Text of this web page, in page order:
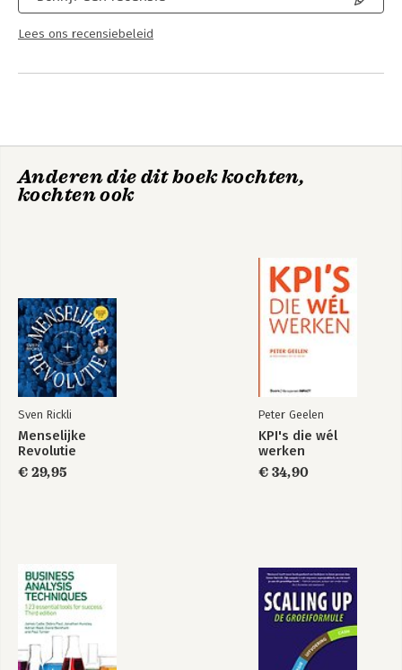
Lees ons recensiebeleid
Anderen die dit boek kochten,
kochten ook
Sven Rickli
Menselijke
Revolutie
€ 29,95
Peter Geelen
KPI's die wél
werken
€ 34,90